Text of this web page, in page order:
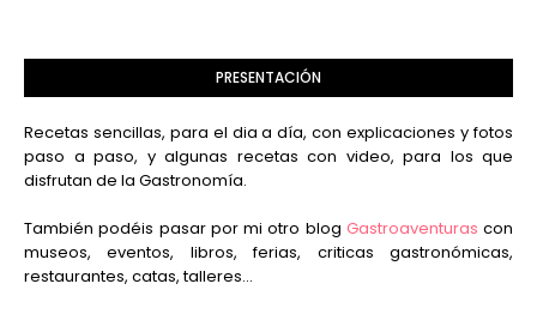
PRESENTACIÓN
Recetas sencillas, para el dia a día, con explicaciones y fotos
paso a paso, y algunas recetas con video, para los que
disfrutan de la Gastronomía.
También podéis pasar por mi otro blog Gastroaventuras con
museos, eventos, libros, ferias, criticas gastronómicas,
restaurantes, catas, talleres...